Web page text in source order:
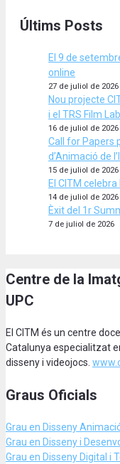
Últims Posts
El 9 de
online
27 de juliol de 2026
Nou projecte
i el TRS Film Lab
16 de juliol de 2026
Call for Papers
d’Animació de
15 de juliol de 2026
El CITM
14 de juliol de 2026
Èxit del 1r
7 de juliol de 2026
Centre de la
UPC
El CITM és un centre
Catalunya especialitzat
disseny i videojocs.
Graus Oficials
Grau en Disseny
Grau en Disseny i
Grau en Disseny Digital i